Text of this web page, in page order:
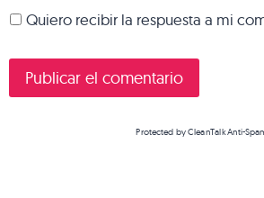
Quiero recibir la respuesta a mi
Protected byCleanTalk Anti-